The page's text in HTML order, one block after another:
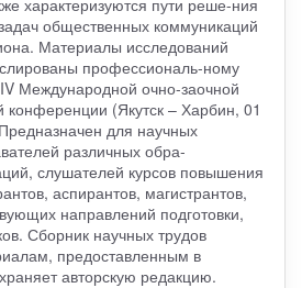
общественных коммуникаций
Материалы исследований
профессиональ-ному
Международной очно-заочной
конференции (Якутск – Харбин, 01
для научных
различных обра-
слушателей курсов повышения
аспирантов, магистрантов,
направлений подготовки,
Сборник научных трудов
предоставленным в
авторскую редакцию.